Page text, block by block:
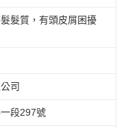
髮質，有頭皮屑困擾
司
段297號